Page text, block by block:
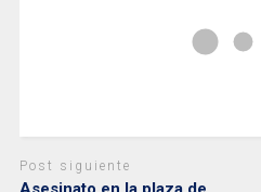
Post siguiente